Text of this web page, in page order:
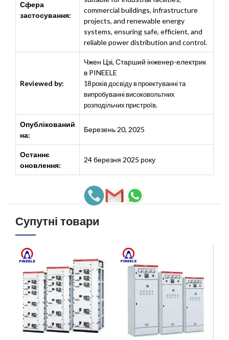
Сфера
застосування:
commercial buildings, infrastructure
projects, and renewable energy
systems, ensuring safe, efficient, and
reliable power distribution and control.
Reviewed by:
Чжен Цзі, Старший інженер-електрик
в PINEELE
18 років досвіду в проектуванні та
випробуванні високовольтних
розподільчих пристроїв.
Опублікований
на:
Березень 20, 2025
Останнє
оновлення:
24 березня 2025 року
Супутні товари